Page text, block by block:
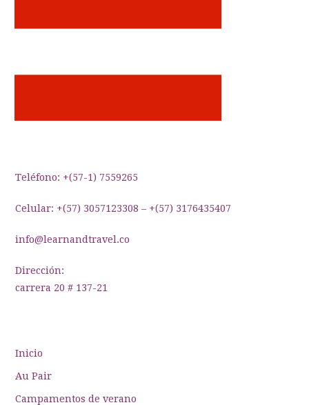
Teléfono: +(57-1) 7559265
Celular: +(57) 3057123308 – +(57) 3176435407
info@learnandtravel.co
Dirección:
carrera 20 # 137-21
Inicio
Au Pair
Campamentos de verano